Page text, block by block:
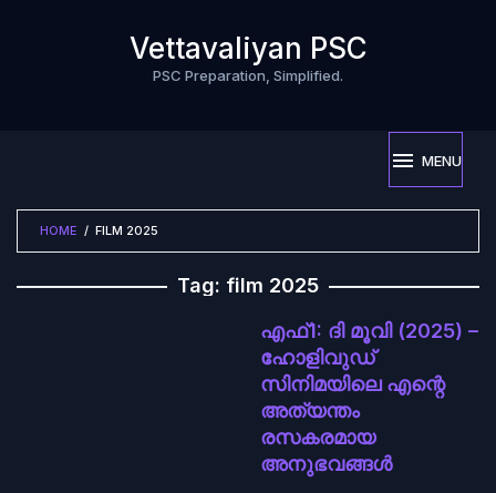
Vettavaliyan PSC
PSC Preparation, Simplified.
MENU
HOME / FILM 2025
Tag: film 2025
എഫ്1: ദി മൂവി (2025) –
ഹോളിവുഡ്
സിനിമയിലെ എന്റെ
അത്യന്തം
രസകരമായ
അനുഭവങ്ങൾ